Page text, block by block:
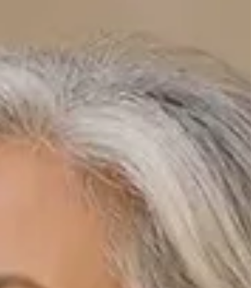
vakmanschap, kwaliteit en milieubewustzijn op
een manier die je niet vaak tegenkomt. In dit
artikel neem ik je mee in de wereld van kurk
materiaal, de voordelen van vegan tassen van
kurk en waarom ze een waardevolle
toevoeging zijn aan jouw garderobe. De
charme van duurzame